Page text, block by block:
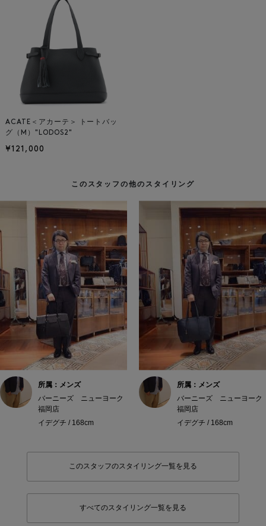
ACATE＜アカーテ＞ トートバッ
グ（M）"LODOS2"
¥121,000
このスタッフの他のスタイリング
所属：メンズ
バーニーズ ニューヨーク
福岡店
イデグチ / 168cm
所属：メンズ
バーニーズ ニューヨーク
福岡店
イデグチ / 168cm
このスタッフのスタイリング一覧を見る
すべてのスタイリング一覧を見る